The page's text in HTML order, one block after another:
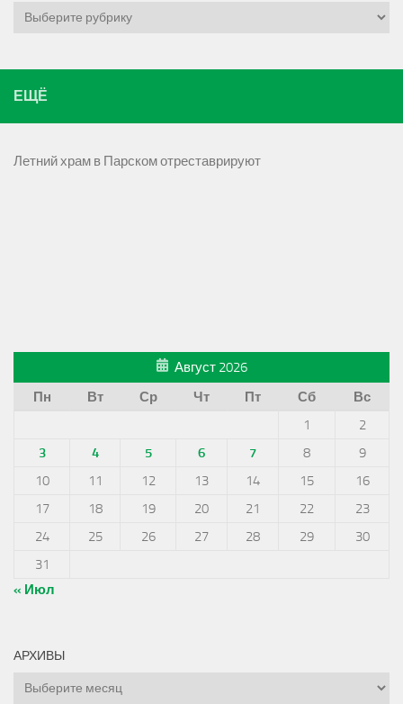
Рубрики
ЕЩЁ
Летний храм в Парском отреставрируют
Август 2026
Пн
Вт Ср Чт Пт Сб
Вс
1
2
3
4 5 6 7 8
9
10
11 12 13 14 15
16
17
18 19 20 21 22
23
24
25 26 27 28 29
30
31
« Июл
АРХИВЫ
Архивы